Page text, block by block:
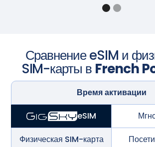
Сравнение eSIM и
SIM-карты в French
Время активации
eSIM
Физическая SIM-карта